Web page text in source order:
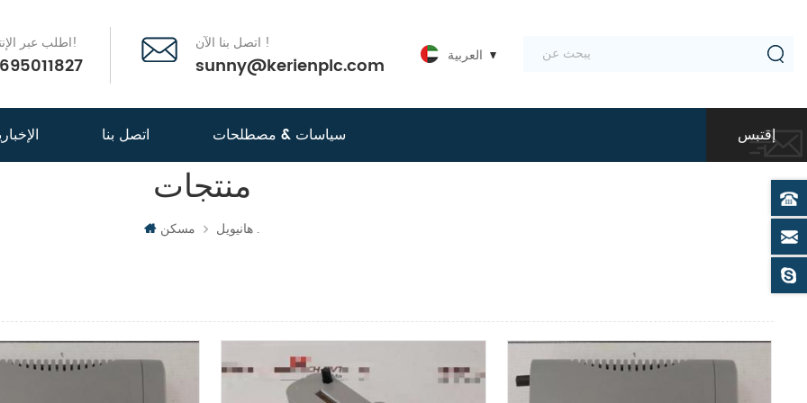
العربية
اطلب عبر الإنترنت الآن! اتصل بنا الآن !
sunny@kerienplc.com
اتصل بنا سياسات & مصطلحات إقتبس
منتجات
مسكن هانيويل .